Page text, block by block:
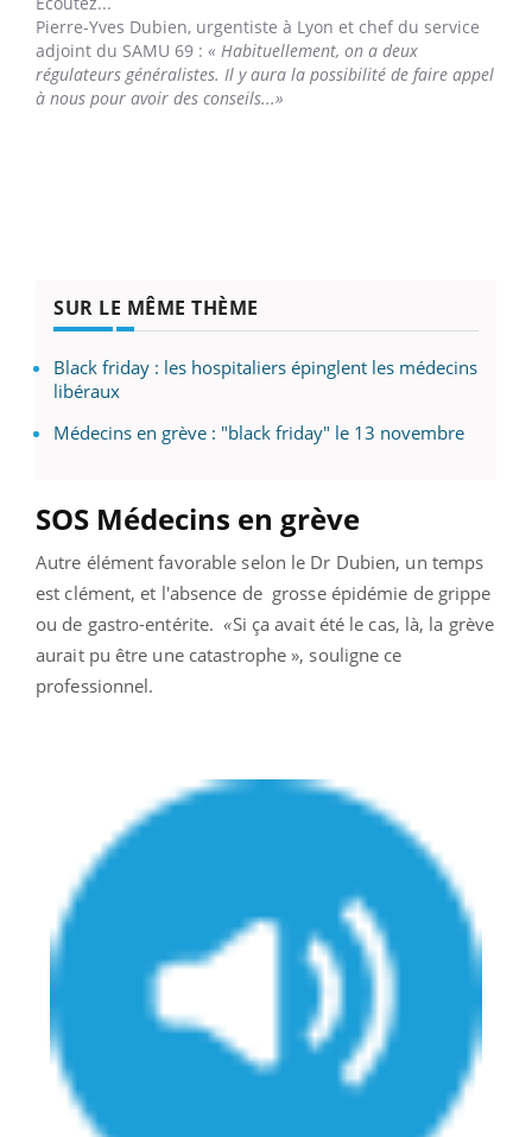
Pierre-Yves Dubien, urgentiste à Lyon et chef du service
adjoint du SAMU 69 : « Habituellement, on a deux
régulateurs généralistes. Il y aura la possibilité de faire appel
à nous pour avoir des conseils...»
SUR LE MÊME THÈME
Black friday : les hospitaliers épinglent les médecins
libéraux
Médecins en grève : "black friday" le 13 novembre
SOS Médecins en grève
Autre élément favorable selon le Dr Dubien, un temps
est clément, et l'absence de grosse épidémie de grippe
ou de gastro-entérite. «Si ça avait été le cas, là, la grève
aurait pu être une catastrophe », souligne ce
professionnel.